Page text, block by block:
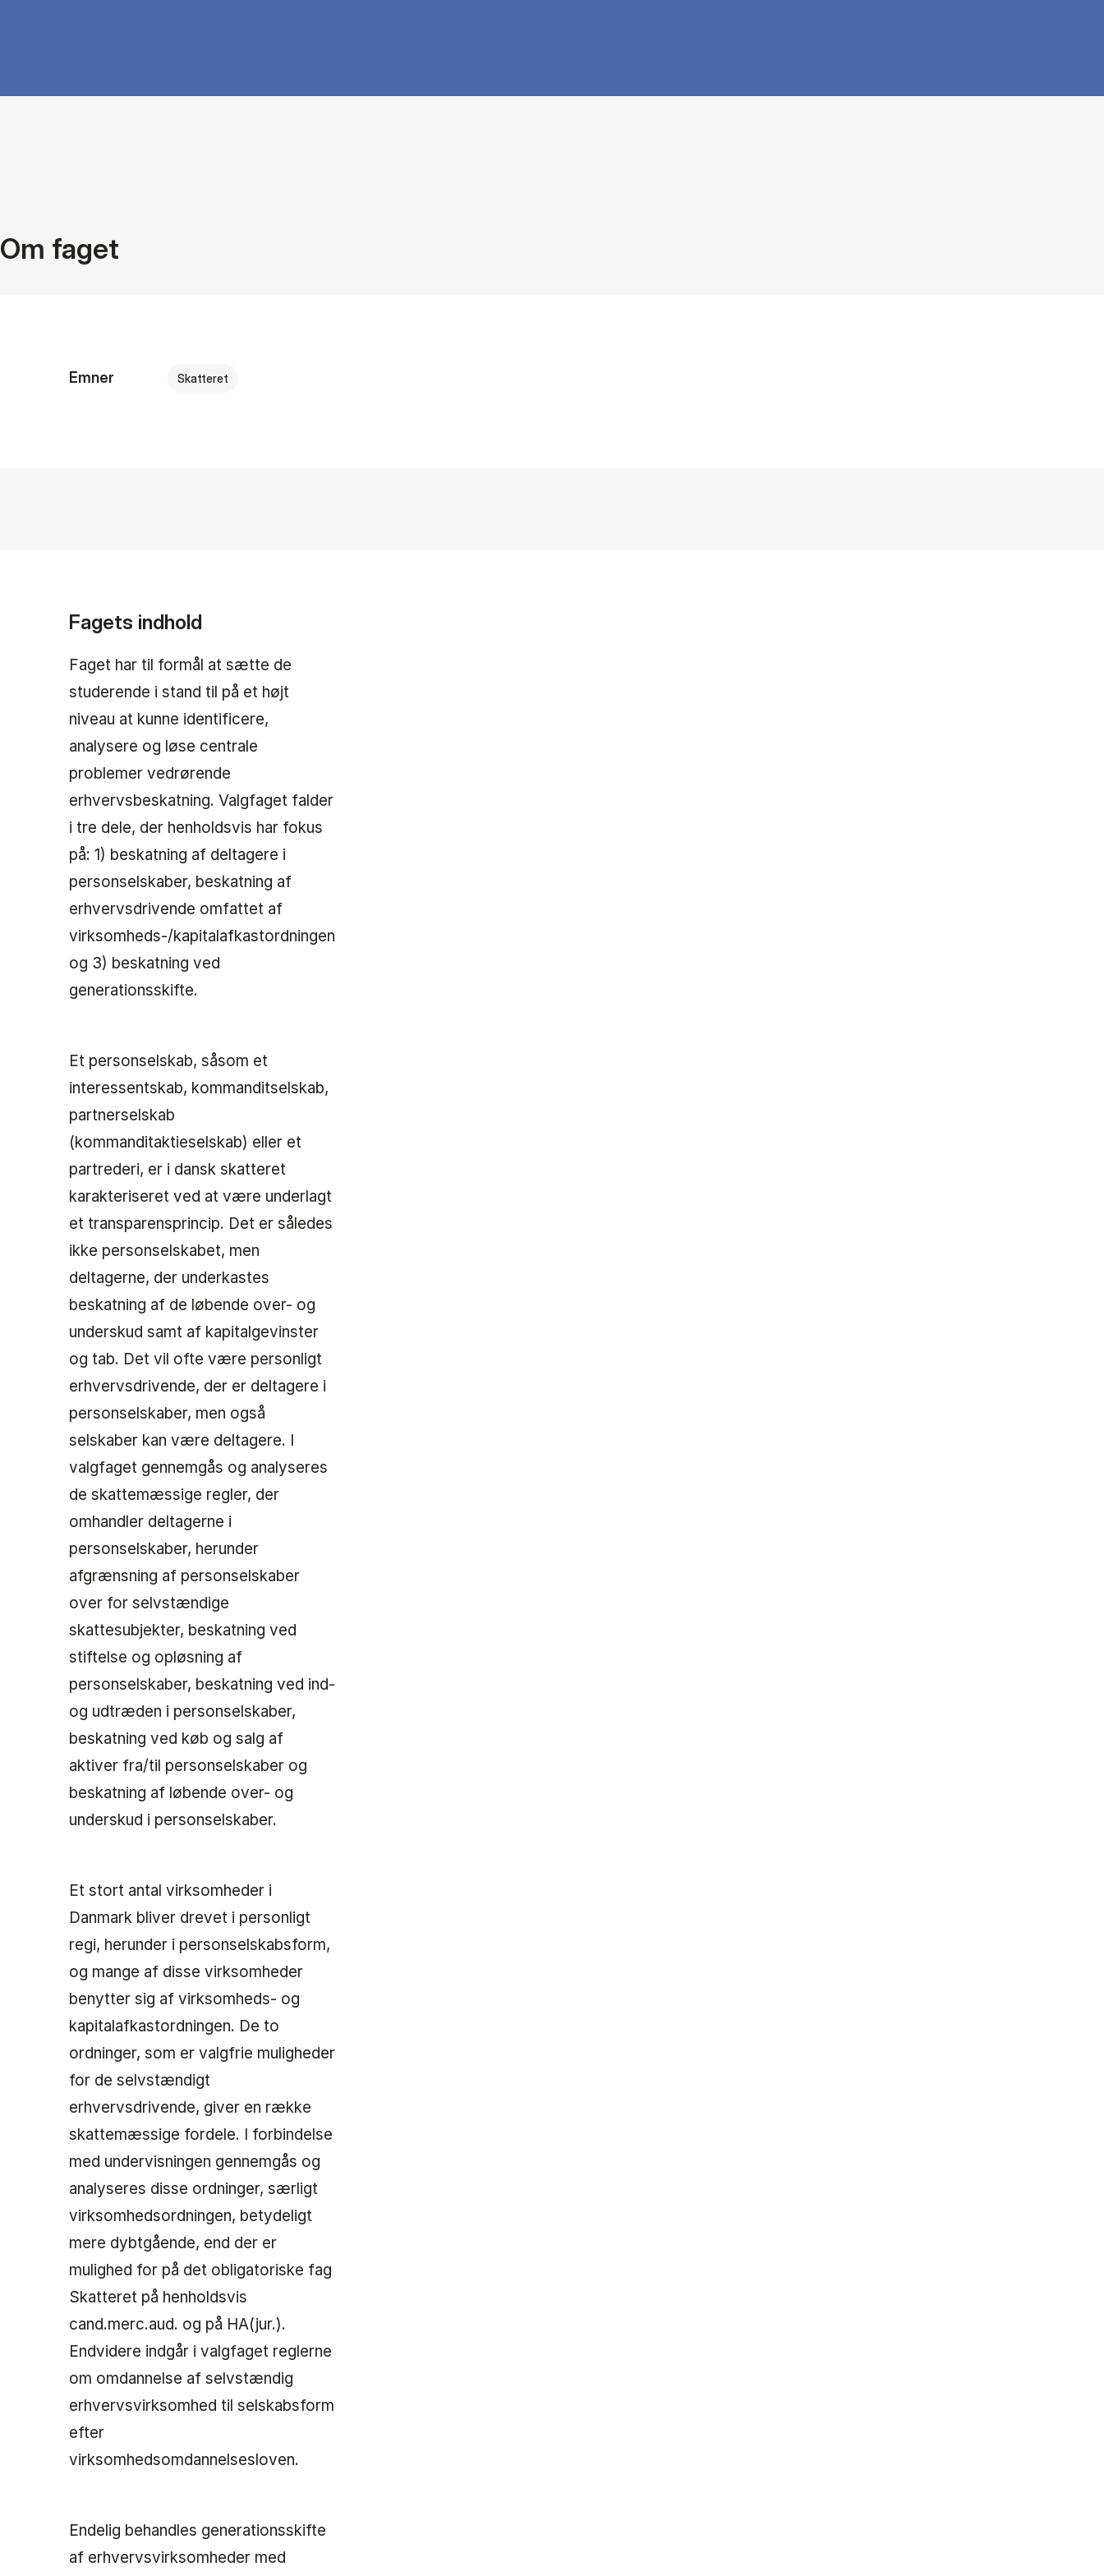
Om faget
Emner Skatteret
Fagets indhold
Faget har til formål at sætte de
studerende i stand til på et højt
niveau at kunne identificere,
analysere og løse centrale
problemer vedrørende
erhvervsbeskatning. Valgfaget falder
i tre dele, der henholdsvis har fokus
på: 1) beskatning af deltagere i
personselskaber, beskatning af
erhvervsdrivende omfattet af
virksomheds-/kapitalafkastordningen
og 3) beskatning ved
generationsskifte.
Et personselskab, såsom et
interessentskab, kommanditselskab,
partnerselskab
(kommanditaktieselskab) eller et
partrederi, er i dansk skatteret
karakteriseret ved at være underlagt
et transparensprincip. Det er således
ikke personselskabet, men
deltagerne, der underkastes
beskatning af de løbende over- og
underskud samt af kapitalgevinster
og tab. Det vil ofte være personligt
erhvervsdrivende, der er deltagere i
personselskaber, men også
selskaber kan være deltagere. I
valgfaget gennemgås og analyseres
de skattemæssige regler, der
omhandler deltagerne i
personselskaber, herunder
afgrænsning af personselskaber
over for selvstændige
skattesubjekter, beskatning ved
stiftelse og opløsning af
personselskaber, beskatning ved ind-
og udtræden i personselskaber,
beskatning ved køb og salg af
aktiver fra/til personselskaber og
beskatning af løbende over- og
underskud i personselskaber.
Et stort antal virksomheder i
Danmark bliver drevet i personligt
regi, herunder i personselskabsform,
og mange af disse virksomheder
benytter sig af virksomheds- og
kapitalafkastordningen. De to
ordninger, som er valgfrie muligheder
for de selvstændigt
erhvervsdrivende, giver en række
skattemæssige fordele. I forbindelse
med undervisningen gennemgås og
analyseres disse ordninger, særligt
virksomhedsordningen, betydeligt
mere dybtgående, end der er
mulighed for på det obligatoriske fag
Skatteret på henholdsvis
cand.merc.aud. og på HA(jur.).
Endvidere indgår i valgfaget reglerne
om omdannelse af selvstændig
erhvervsvirksomhed til selskabsform
efter
virksomhedsomdannelsesloven.
Endelig behandles generationsskifte
af erhvervsvirksomheder med